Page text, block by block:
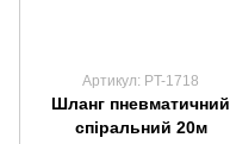
Артикул: PT-1718
Шланг пневматичний
спіральний 20м